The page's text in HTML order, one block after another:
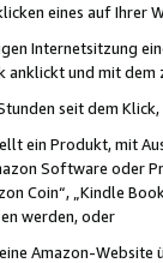
eines auf Ihrer
Internetsitzung
anklickt und mit
seit dem Klick,
ein Produkt, mit
Software oder
Coin“, „Kindle
werden, oder
Amazon-Website